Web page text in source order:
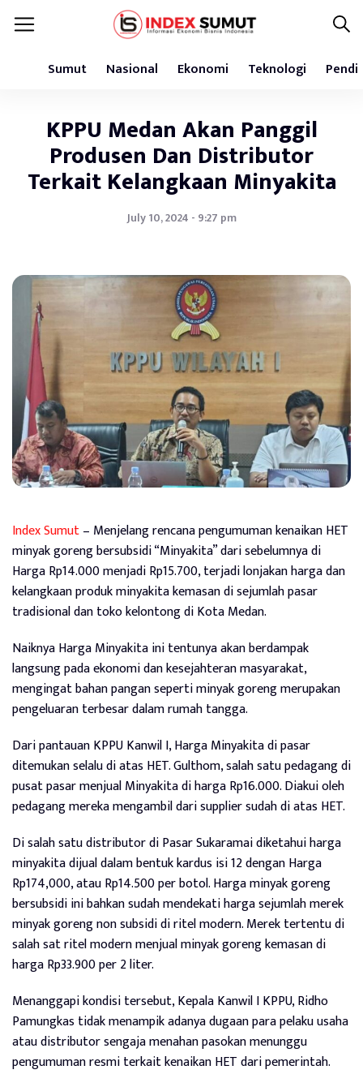
Sumut Nasional Ekonomi Teknologi
KPPU Medan Akan Panggil
Produsen Dan Distributor
Terkait Kelangkaan Minyakita
July 10, 2024 - 9:27 pm
Index Sumut– Menjelang rencana pengumuman kenaikan HET
minyak goreng bersubsidi “Minyakita” dari sebelumnya di
Harga Rp14.000 menjadi Rp15.700, terjadi lonjakan harga dan
kelangkaan produk minyakita kemasan di sejumlah pasar
tradisional dan toko kelontong di Kota Medan.
Naiknya Harga Minyakita ini tentunya akan berdampak
langsung pada ekonomi dan kesejahteran masyarakat,
mengingat bahan pangan seperti minyak goreng merupakan
pengeluaran terbesar dalam rumah tangga.
Dari pantauan KPPU Kanwil I, Harga Minyakita di pasar
ditemukan selalu di atas HET. Gulthom, salah satu pedagang di
pusat pasar menjual Minyakita di harga Rp16.000. Diakui oleh
pedagang mereka mengambil dari supplier sudah di atas HET.
Di salah satu distributor di Pasar Sukaramai diketahui harga
minyakita dijual dalam bentuk kardus isi 12 dengan Harga
Rp174,000, atau Rp14.500 per botol. Harga minyak goreng
bersubsidi ini bahkan sudah mendekati harga sejumlah merek
minyak goreng non subsidi di ritel modern. Merek tertentu di
salah sat ritel modern menjual minyak goreng kemasan di
harga Rp33.900 per 2 liter.
Menanggapi kondisi tersebut, Kepala Kanwil I KPPU, Ridho
Pamungkas tidak menampik adanya dugaan para pelaku usaha
atau distributor sengaja menahan pasokan menunggu
pengumuman resmi terkait kenaikan HET dari pemerintah.